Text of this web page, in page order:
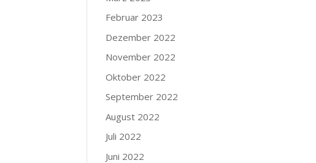
Februar 2023
Dezember 2022
November 2022
Oktober 2022
September 2022
August 2022
Juli 2022
Juni 2022